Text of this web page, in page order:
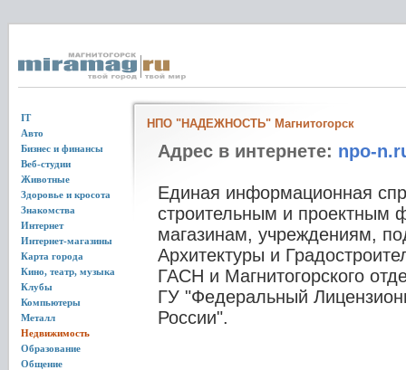
IT
Авто
Бизнес и финансы
Веб-студии
Животные
Здоровье и кросота
Знакомства
Интернет
Интернет-магазины
Карта города
Кино, театр, музыка
Клубы
Компьютеры
Металл
Недвижимость
Образование
Общение
НПО "НАДЕЖНОСТЬ" Магнитогорск
Адрес в интернете: npo-
Единая информационная
строительным и проектным
магазинам, учреждениям,
Архитектуры и
ГАСН и Магнитогорского
ГУ "Федеральный
России".